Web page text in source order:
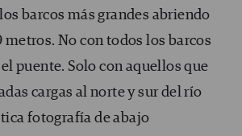
barcos más grandes abriendo
metros. No con todos los barcos
puente. Solo con aquellos que
cargas al norte y sur del río
fotografía de abajo